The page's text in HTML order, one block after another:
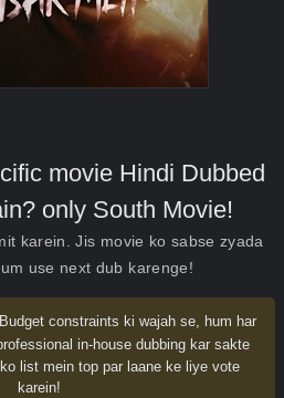
movie Hindi Dubbed
only South Movie!
karein. Jis movie ko sabse zyada
use next dub karenge!
Budget constraints ki wajah se, hum har
in-house dubbing kar sakte
list mein top par laane ke liye vote
karein!